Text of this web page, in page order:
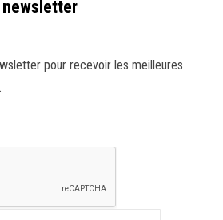
newsletter
pour recevoir les meilleures